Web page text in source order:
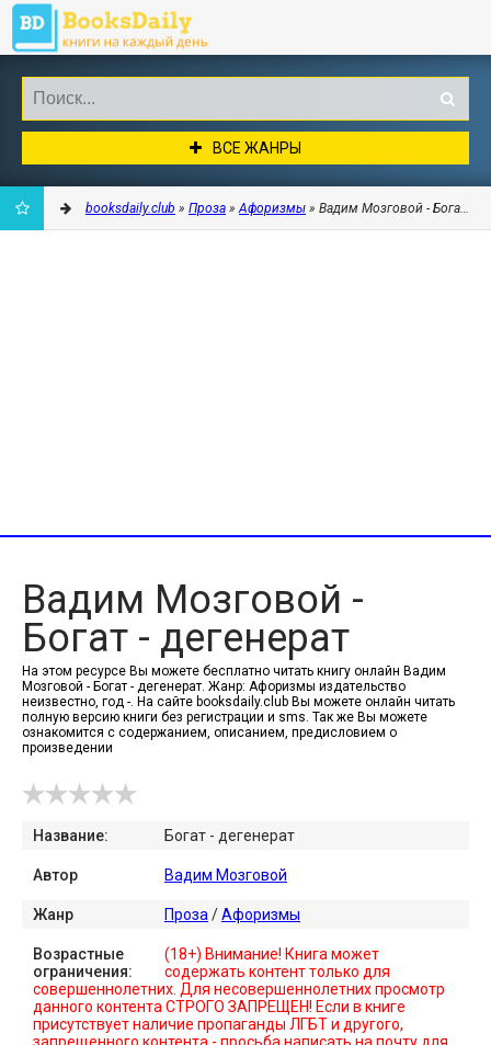
ВСЕ ЖАНРЫ
booksdaily.club » Проза »Афоризмы » Вадим Мозговой - Богат -
Вадим Мозговой -
Богат - дегенерат
На этом ресурсе Вы можете бесплатно читать книгу онлайн Вадим
Мозговой - Богат - дегенерат. Жанр: Афоризмы издательство
неизвестно, год -. На сайте booksdaily.club Вы можете онлайн читать
полную версию книги без регистрации и sms. Так же Вы можете
ознакомится с содержанием, описанием, предисловием о
произведении
Название: Богат - дегенерат
Автор Вадим Мозговой
Жанр Проза /Афоризмы
Возрастные
ограничения:
(18+) Внимание! Книга может
содержать контент только для
совершеннолетних. Для несовершеннолетних просмотр
данного контента СТРОГО ЗАПРЕЩЕН! Если в книге
присутствует наличие пропаганды ЛГБТ и другого,